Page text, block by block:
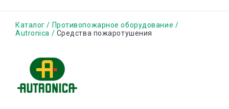
содержанию
Строка
Каталог
Противопожарное оборудование
Autronica
Средства пожаротушения